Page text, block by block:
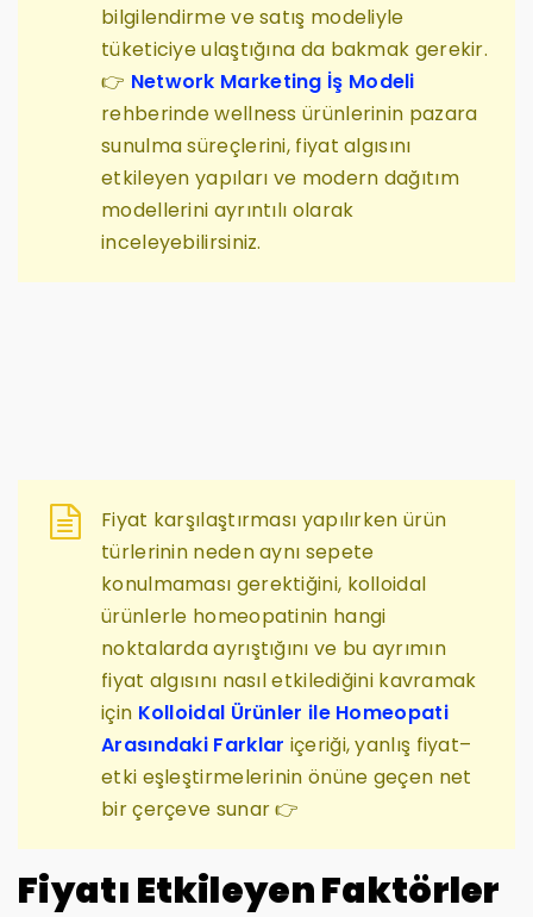
bilgilendirme ve satış modeliyle
tüketiciye ulaştığına da bakmak gerekir.
👉 Network Marketing İş Modeli
rehberinde wellness ürünlerinin pazara
sunulma süreçlerini, fiyat algısını
etkileyen yapıları ve modern dağıtım
modellerini ayrıntılı olarak
inceleyebilirsiniz.
Fiyat karşılaştırması yapılırken ürün
türlerinin neden aynı sepete
konulmaması gerektiğini, kolloidal
ürünlerle homeopatinin hangi
noktalarda ayrıştığını ve bu ayrımın
fiyat algısını nasıl etkilediğini kavramak
için Kolloidal Ürünler ile Homeopati
Arasındaki Farklar içeriği, yanlış fiyat–
etki eşleştirmelerinin önüne geçen net
bir çerçeve sunar 👉
Fiyatı Etkileyen Faktörler